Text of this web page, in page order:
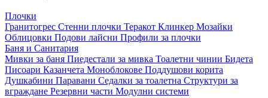
Плочки
Гранитогрес Стенни плочки Теракот Клинкер Мозайки
Облицовки Подови лайсни Профили за плочки
Баня и Санитария
Мивки за баня Пиедестали за мивка Тоалетни чинии Бидета
Писоари Казанчета Моноблокове Поддушови корита
Душкабини Паравани Седалки за тоалетна Структури за
вграждане Резервни части Модулни системи